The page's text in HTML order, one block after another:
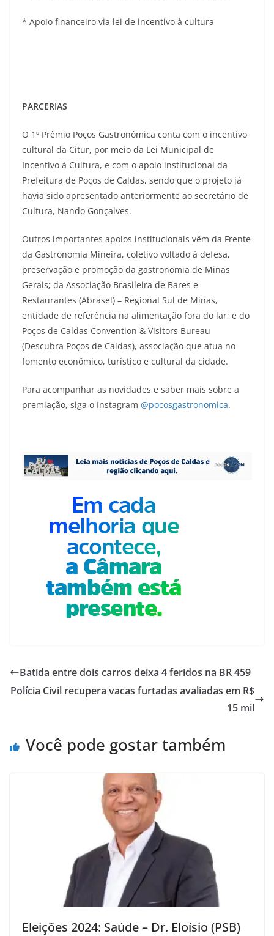
* Apoio financeiro via lei de incentivo à cultura
PARCERIAS
O 1º Prêmio Poços Gastronômica conta com o incentivo
cultural da Citur, por meio da Lei Municipal de
Incentivo à Cultura, e com o apoio institucional da
Prefeitura de Poços de Caldas, sendo que o projeto já
havia sido apresentado anteriormente ao secretário de
Cultura, Nando Gonçalves.
Outros importantes apoios institucionais vêm da Frente
da Gastronomia Mineira, coletivo voltado à defesa,
preservação e promoção da gastronomia de Minas
Gerais; da Associação Brasileira de Bares e
Restaurantes (Abrasel) – Regional Sul de Minas,
entidade de referência na alimentação fora do lar; e do
Poços de Caldas Convention & Visitors Bureau
(Descubra Poços de Caldas), associação que atua no
fomento econômico, turístico e cultural da cidade.
Para acompanhar as novidades e saber mais sobre a
premiação, siga o Instagram @pocosgastronomica.
Batida entre dois carros deixa 4 feridos na BR 459
Polícia Civil recupera vacas furtadas avaliadas em R$
15 mil
Você pode gostar também
Eleições 2024: Saúde – Dr. Eloísio (PSB)